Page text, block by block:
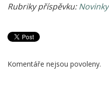
Rubriky příspěvku:Novinky
Komentáře nejsou povoleny.